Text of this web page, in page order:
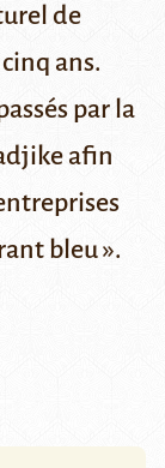
de
ans.
par la
afin
bleu ».